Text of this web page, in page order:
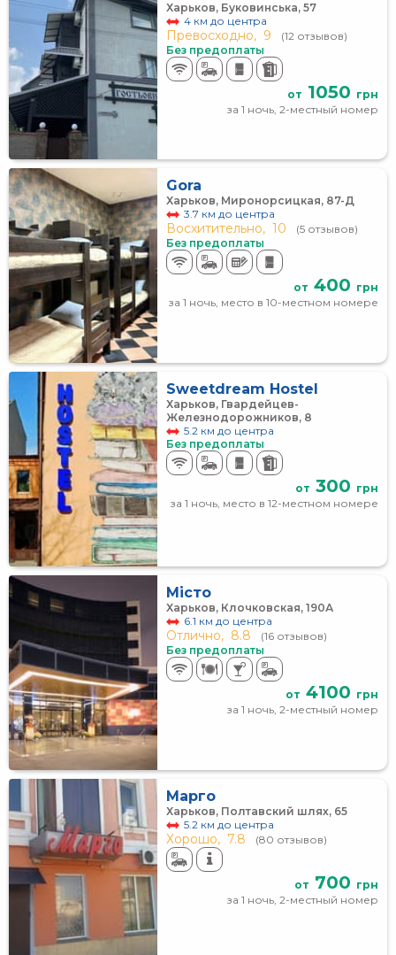
Харьков, Буковинська, 57
4 км до центра
Превосходно, 9
(12 отзывов)
Без предоплаты
от 1050 грн
за 1 ночь, 2-местный номер
Gora
Харьков, Миронорсицкая, 87-Д
3.7 км до центра
Восхитительно, 10
(5 отзывов)
Без предоплаты
от 400 грн
за 1 ночь, место в 10-местном номере
Sweetdream Hostel
Харьков, Гвардейцев-
Железнодорожников, 8
5.2 км до центра
Без предоплаты
от 300 грн
за 1 ночь, место в 12-местном номере
Місто
Харьков, Клочковская, 190А
6.1 км до центра
Отлично, 8.8
(16 отзывов)
Без предоплаты
от 4100 грн
за 1 ночь, 2-местный номер
Марго
Харьков, Полтавский шлях, 65
5.2 км до центра
Хорошо, 7.8 (80 отзывов)
от 700 грн
за 1 ночь, 2-местный номер